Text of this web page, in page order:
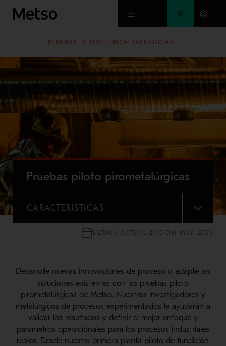
Ir al contenido principal
PORTAFOLIO
PRUEBAS PILOTO PIROMETALÚRGICAS
Pruebas piloto pirometalúrgicas
CARACTERÍSTICAS
MENU
ÚLTIMA ACTUALIZACIÓN MAY. 2023
Desarrolle nuevas innovaciones de proceso o adapte las
soluciones existentes con las pruebas piloto
pirometalúrgicas de Metso. Nuestros investigadores y
metalúrgicos de procesos experimentados le ayudarán a
validar los resultados y definir el mejor enfoque y
parámetros operacionales para los procesos industriales
reales. Desde nuestra primera planta piloto de fundición